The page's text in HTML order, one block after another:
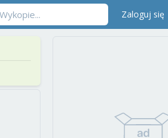
Zaloguj się